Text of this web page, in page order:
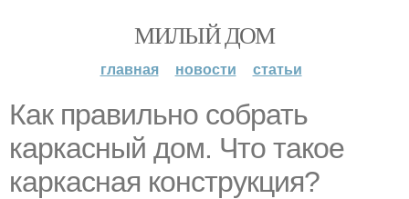
МИЛЫЙ ДОМ
главная новости статьи
Как правильно собрать
каркасный дом. Что такое
каркасная конструкция?